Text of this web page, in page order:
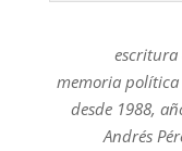
memoria política
desde 1988,
Andrés